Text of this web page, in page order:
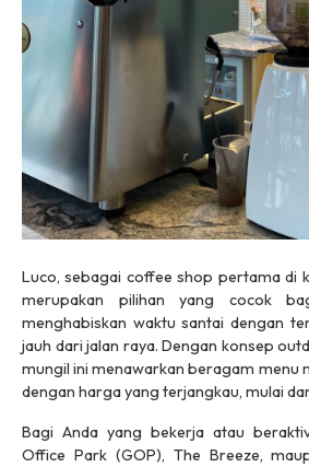
Luco, sebagai coffee shop pertama di
merupakan pilihan yang cocok
menghabiskan waktu santai dengan
jauh dari jalan raya. Dengan konsep
mungil ini menawarkan beragam menu
dengan harga yang terjangkau, mulai
Bagi Anda yang bekerja atau
Office Park (GOP), The Breeze,